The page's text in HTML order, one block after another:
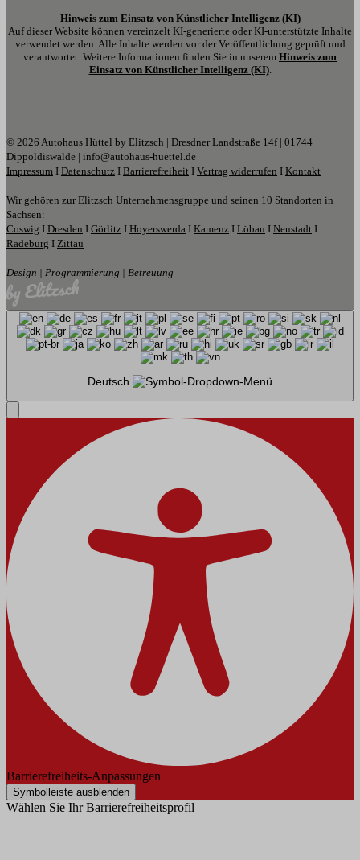
Hinweis zum Einsatz von Künstlicher Intelligenz (KI)
Auf dieser Website können vereinzelt KI-generierte oder KI-unterstützte Inhalte
verwendet werden. Alle Inhalte werden vor der Veröffentlichung geprüft und
verantwortet. Weitere Informationen finden Sie in unserem Hinweis zum
Einsatz von Künstlicher Intelligenz (KI).
© 2026 Autohaus Hüttel by Elitzsch | Dresdner Landstraße 14f | 01744
Dippoldiswalde | info@autohaus-huettel.de
Impressum I Datenschutz I Barrierefreiheit I Vertrag widerrufen I Kontakt
Wir gehören zur Elitzsch Unternehmensgruppe und seinen 10 Standorten in
Sachsen:
Coswig I Dresden I Görlitz I Hoyerswerda I Kamenz I Löbau I Neustadt I
Radeburg I Zittau
Design | Programmierung | Betreuung
Deutsch
Barrierefreiheits-Anpassungen
Symbolleiste ausblenden
Wählen Sie Ihr Barrierefreiheitsprofil